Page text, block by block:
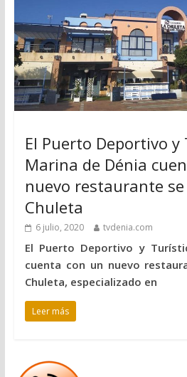
El Puerto Deportivo
Marina de Dénia
nuevo restaurante
Chuleta
6 julio, 2020 tvdenia.com
El Puerto Deportivo y
cuenta con un nuevo
Chuleta, especializado en
Leer más